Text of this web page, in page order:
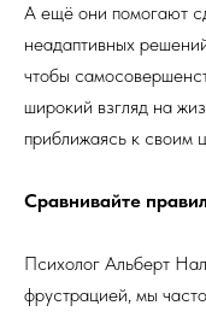
А ещё они помогают
неадаптивных
чтобы
широкий взгляд на
приближаясь к своим
Сравнивайте
Психолог Альберт
фрустрацией, мы